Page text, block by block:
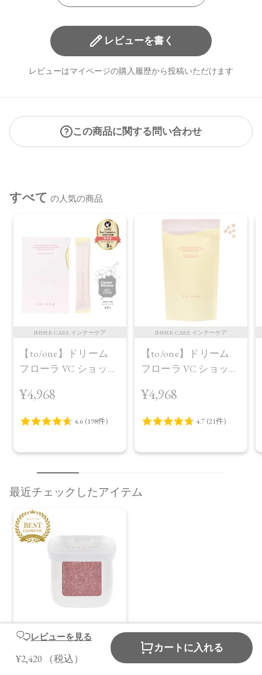
レビューを見る
¥2,420 （税込）
カートに入れる
・05 Spicy Taupe：4570106733851
・07 Dazzling Sugar：4570106733875
CosmeKitchen 2024/8/2
※店舗での取り扱いや詳しい在庫状況につきましては、各店
舗にお問い合わせください。
※発売日は予告なく変更する可能性がございます。予めご了
商品によっては、お届けまで１～２週間かかる場合がござい
●パッケージはリニューアル等の理由により、写真と異なる場
合がございます。
●パッケージのリニューアル等の理由により、成分・処方が記
載と異なる場合がございます。
●予告なくパッケージ仕様が変更になる場合がございます。
レビューを書く
レビューはマイページの購入履歴から投稿いただけます
この商品に関する問い合わせ
すべて の人気の商品
INNER CARE インナーケア
【to/one】ドリーム
フローラ VC ショット
¥4,968
INNER CARE インナーケア
【to/one】ドリーム
フローラ VC ショット
プラス＜限定品＞
¥4,968
最近チェックしたアイテム
【to/one】ペタル フ
ロート アイズ［01～
07］